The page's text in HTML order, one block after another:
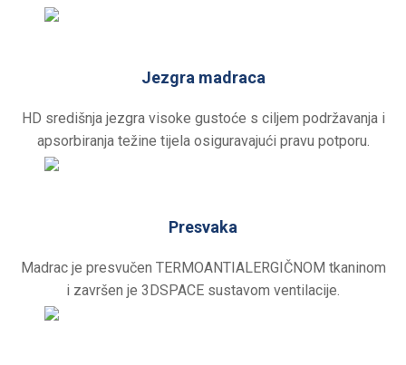
Jezgra madraca
HD središnja jezgra visoke gustoće s ciljem podržavanja i
apsorbiranja težine tijela osiguravajući pravu potporu.
Presvaka
Madrac je presvučen TERMOANTIALERGIČNOM tkaninom
i završen je 3DSPACE sustavom ventilacije.